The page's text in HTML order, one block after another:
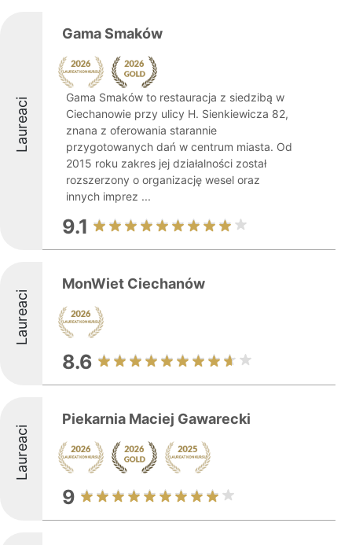
Laureaci
Gama Smaków
Gama Smaków to restauracja z siedzibą w
Ciechanowie przy ulicy H. Sienkiewicza 82,
znana z oferowania starannie
przygotowanych dań w centrum miasta. Od
2015 roku zakres jej działalności został
rozszerzony o organizację wesel oraz
innych imprez ...
9.1
Laureaci
MonWiet Ciechanów
8.6
Laureaci
Piekarnia Maciej Gawarecki
9